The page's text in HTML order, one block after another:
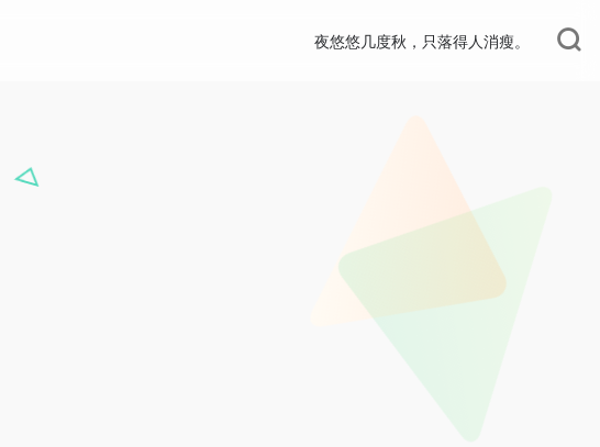
夜悠悠几度秋，只落得人消瘦。